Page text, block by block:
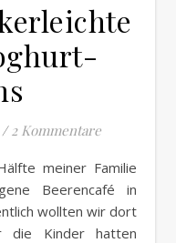
/ 2 Kommentare
Beerencafé in
wollten wir dort
die Kinder hatten